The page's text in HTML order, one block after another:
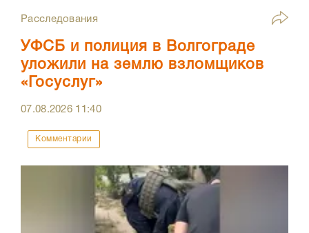
Расследования
УФСБ и полиция в Волгограде
уложили на землю взломщиков
«Госуслуг»
07.08.2026 11:40
Комментарии